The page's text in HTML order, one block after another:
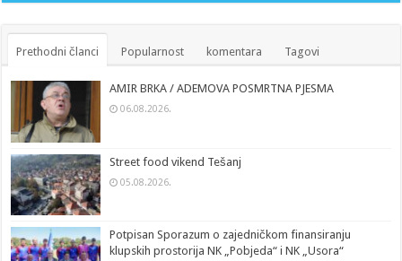
Prethodni članci Popularnost komentara Tagovi
AMIR BRKA / ADEMOVA POSMRTNA PJESMA
06.08.2026.
Street food vikend Tešanj
05.08.2026.
Potpisan Sporazum o zajedničkom finansiranju
klupskih prostorija NK „Pobjeda“ i NK „Usora“